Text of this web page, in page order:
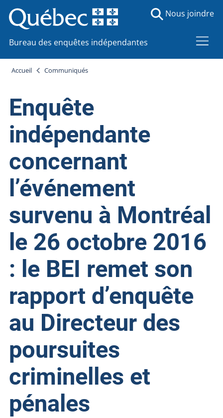
Bureau des enquêtes indépendantes
Nous joindre
Accueil Communiqués
Enquête
indépendante
concernant
l’événement
survenu à Montréal
le 26 octobre 2016
: le BEI remet son
rapport d’enquête
au Directeur des
poursuites
criminelles et
pénales